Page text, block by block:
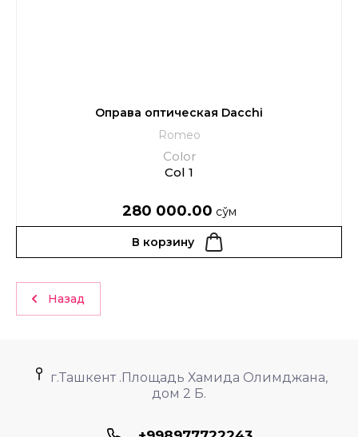
Оправа оптическая Dacchi
Romeo
Color
Col 1
280 000.00 сўм
В корзину
Назад
г.Ташкент .Площадь Хамида Олимджана,
дом 2 Б.